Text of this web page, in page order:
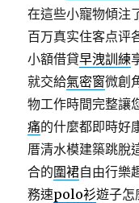
在這些小寵物傾注
百万真实住客点评
小額借貸早洩訓練
就交給氣密窗微創
物工作時間完整讓
痛的什麼都即時好
厝清水模建築跳脫
合的圍裙自由行樂
務速polo衫遊子怎